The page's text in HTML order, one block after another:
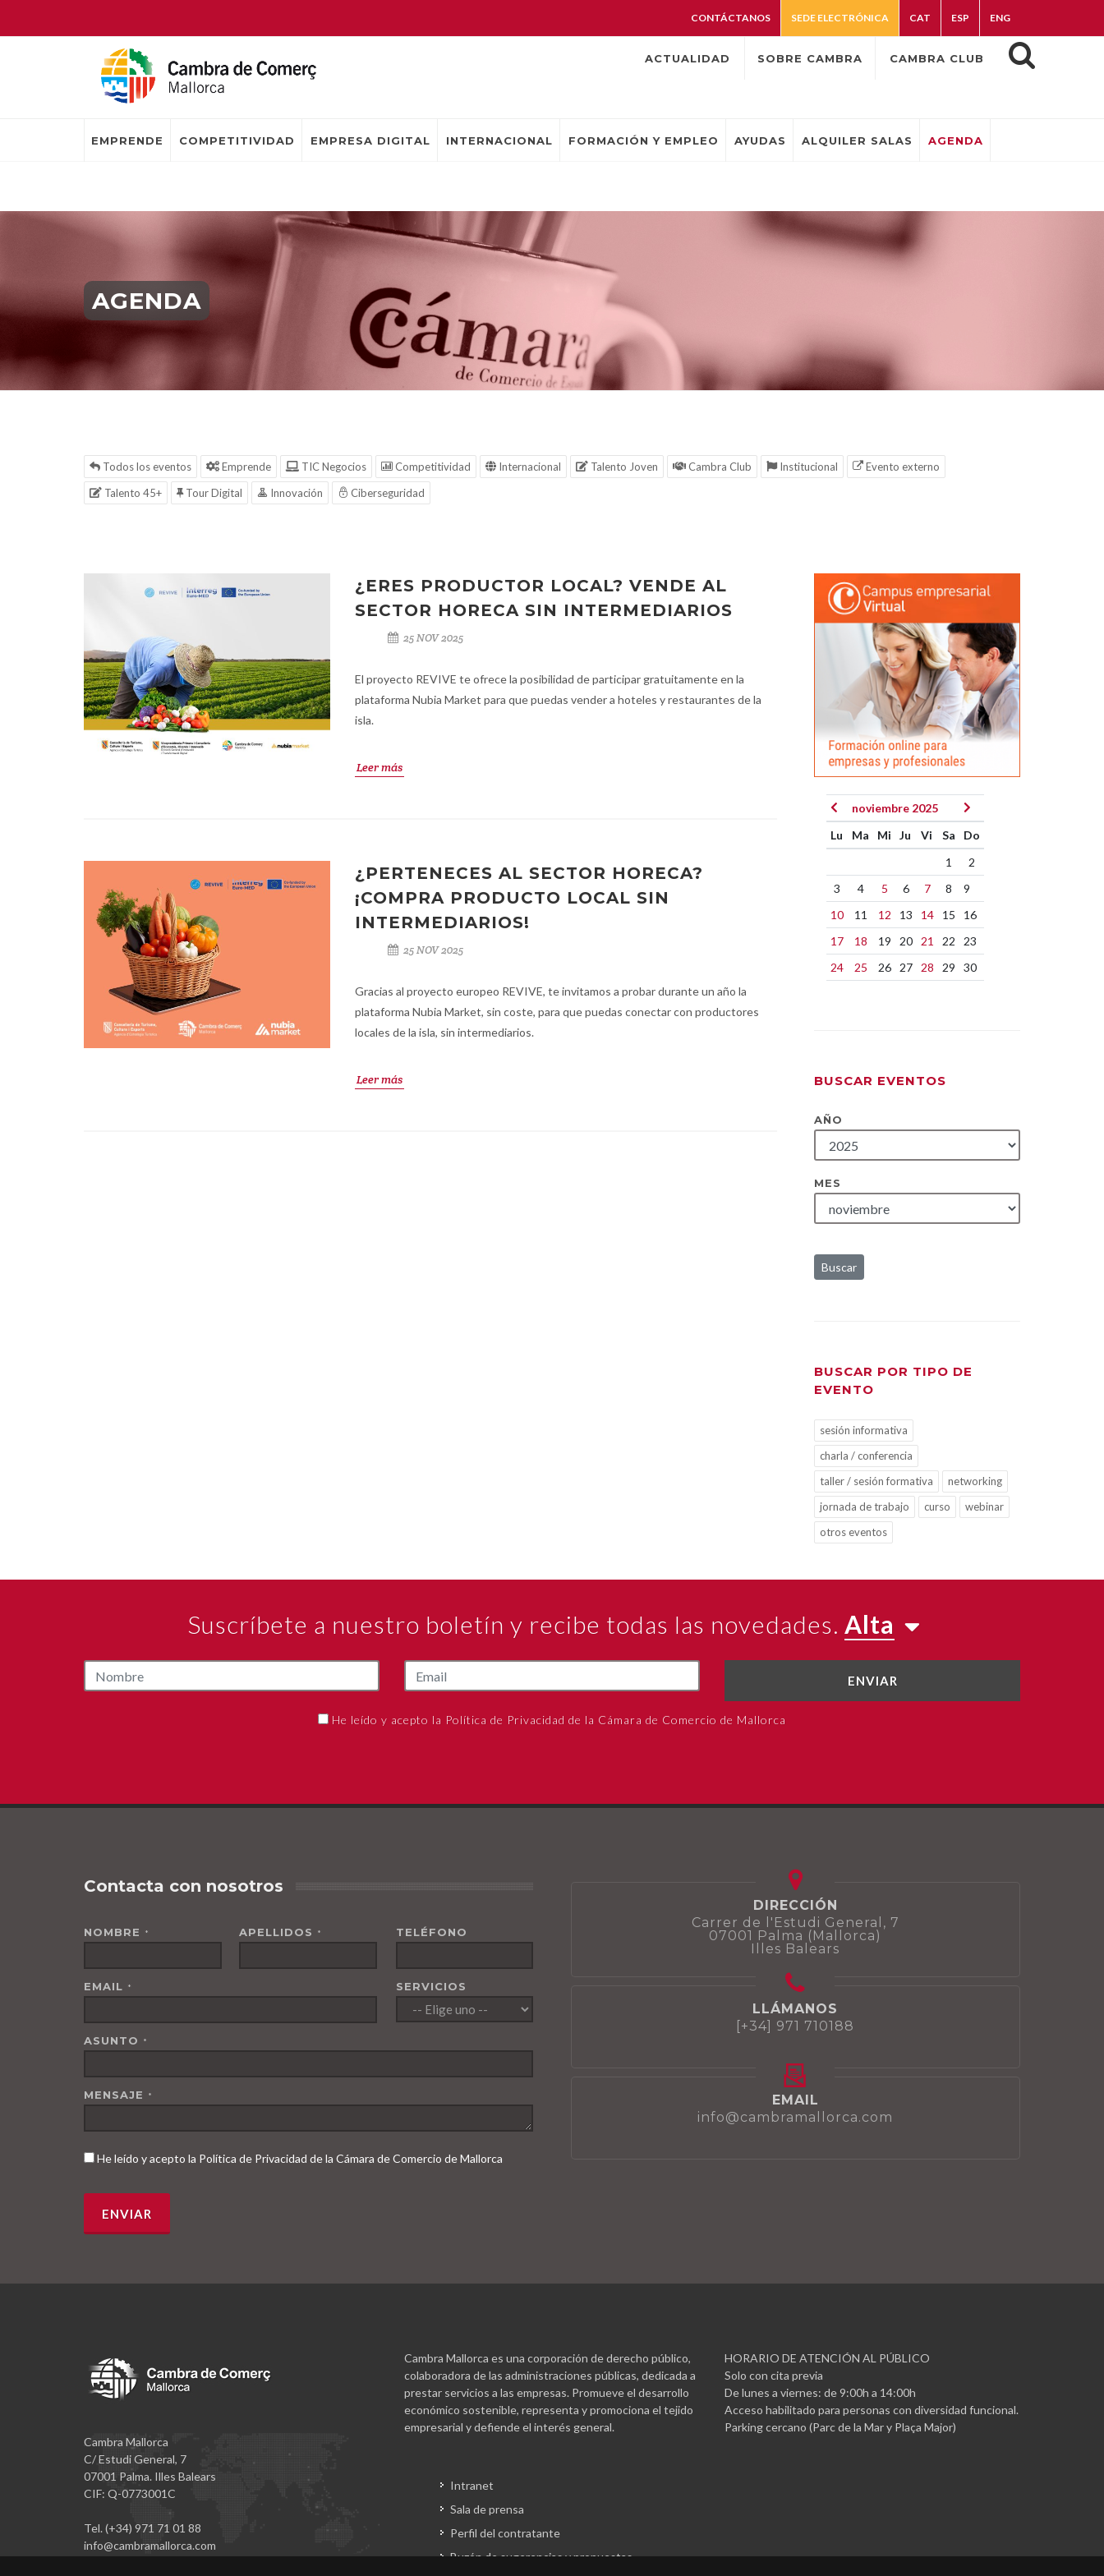
CONTÁCTANOS SEDE ELECTRÓNICA CAT ESP ENG
ACTUALIDAD SOBRE CAMBRA CAMBRA CLUB
EMPRENDE COMPETITIVIDAD EMPRESA DIGITAL INTERNACIONAL FORMACIÓN Y EMPLEO AYUDAS ALQUILER SALAS AGENDA
AGENDA
Todos los eventos Emprende TIC Negocios Competitividad Internacional Talento Joven Cambra Club Institucional
Evento externo
Talento 45+
Tour Digital Innovación Ciberseguridad
¿ERES PRODUCTOR LOCAL? VENDE AL
SECTOR HORECA SIN INTERMEDIARIOS
25 NOV 2025
El proyecto REVIVE te ofrece la posibilidad de participar gratuitamente en la
plataforma Nubia Market para que puedas vender a hoteles y restaurantes de la
isla.
Leer más
¿PERTENECES AL SECTOR HORECA?
¡COMPRA PRODUCTO LOCAL SIN
INTERMEDIARIOS!
25 NOV 2025
Gracias al proyecto europeo REVIVE, te invitamos a probar durante un año la
plataforma Nubia Market, sin coste, para que puedas conectar con productores
locales de la isla, sin intermediarios.
Leer más
noviembre 2025
Lu
Ma Mi Ju Vi Sa
Do
1
2
3
4 5 6 7 8
9
10
11 12 13 14 15
16
17
18 19 20 21 22
23
24
25 26 27 28 29 30
BUSCAR EVENTOS
AÑO
MES
Buscar
BUSCAR POR TIPO DE
EVENTO
sesión informativa
charla / conferencia
taller / sesión formativa
networking
jornada de trabajo
curso
webinar
otros eventos
Suscríbete a nuestro boletín y recibe todas las novedades. Alta
ENVIAR
He leído y acepto la Política de Privacidad de la Cámara de Comercio de Mallorca
Contacta con nosotros
NOMBRE * APELLIDOS * TELÉFONO
EMAIL * SERVICIOS
ASUNTO *
MENSAJE *
He leído y acepto la Política de Privacidad de la Cámara de Comercio de Mallorca
DIRECCIÓN
Carrer de l'Estudi General, 7
07001 Palma (Mallorca)
Illes Balears
LLÁMANOS
[+34] 971 710188
EMAIL
info@cambramallorca.com
Cambra Mallorca
C/ Estudi General, 7
07001 Palma. Illes Balears
CIF: Q-0773001C
Tel. (+34) 971 71 01 88
info@cambramallorca.com
Cambra Mallorca es una corporación de derecho público,
colaboradora de las administraciones públicas, dedicada a
prestar servicios a las empresas. Promueve el desarrollo
económico sostenible, representa y promociona el tejido
empresarial y defiende el interés general.
Intranet
Sala de prensa
Perfil del contratante
Buzón de sugerencias y propuestas
HORARIO DE ATENCIÓN AL PÚBLICO
Solo con cita previa
De lunes a viernes: de 9:00h a 14:00h
Acceso habilitado para personas con diversidad funcional.
Parking cercano (Parc de la Mar y Plaça Major)